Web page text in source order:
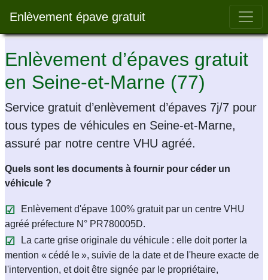
Enlèvement épave gratuit Bar
Enlèvement d’épaves gratuit
en Seine-et-Marne (77)
Service gratuit d’enlèvement d’épaves 7j/7 pour
tous types de véhicules en Seine-et-Marne,
assuré par notre centre VHU agréé.
Quels sont les documents à fournir pour céder un
véhicule ?
Enlèvement d'épave 100% gratuit par un centre VHU
agréé préfecture N° PR780005D.
La carte grise originale du véhicule : elle doit porter la
mention « cédé le », suivie de la date et de l'heure exacte de
l'intervention, et doit être signée par le propriétaire,